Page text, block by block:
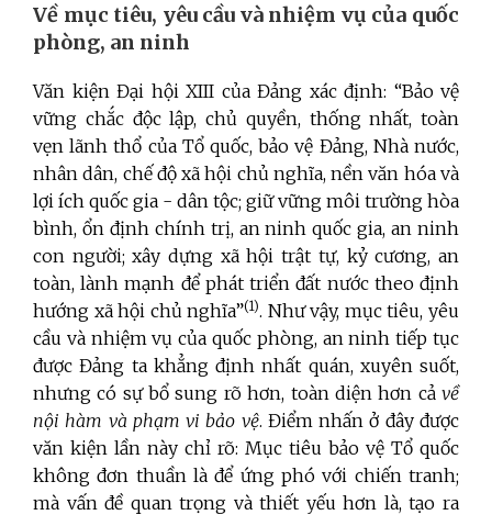
Về mục tiêu, yêu cầu và nhiệm vụ của quốc
phòng, an ninh
Văn kiện Đại hội XIII của Đảng xác định: “Bảo vệ
vững chắc độc lập, chủ quyền, thống nhất, toàn
vẹn lãnh thổ của Tổ quốc, bảo vệ Đảng, Nhà nước,
nhân dân, chế độ xã hội chủ nghĩa, nền văn hóa và
lợi ích quốc gia - dân tộc; giữ vững môi trường hòa
bình, ổn định chính trị, an ninh quốc gia, an ninh
con người; xây dựng xã hội trật tự, kỷ cương, an
toàn, lành mạnh để phát triển đất nước theo định
hướng xã hội chủ nghĩa”(1). Như vậy, mục tiêu, yêu
cầu và nhiệm vụ của quốc phòng, an ninh tiếp tục
được Đảng ta khẳng định nhất quán, xuyên suốt,
nhưng có sự bổ sung rõ hơn, toàn diện hơn cả về
nội hàm và phạm vi bảo vệ. Điểm nhấn ở đây được
văn kiện lần này chỉ rõ: Mục tiêu bảo vệ Tổ quốc
không đơn thuần là để ứng phó với chiến tranh;
mà vấn đề quan trọng và thiết yếu hơn là, tạo ra